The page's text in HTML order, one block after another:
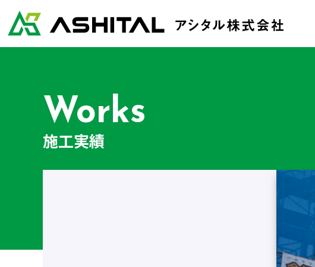
Works
施工実績